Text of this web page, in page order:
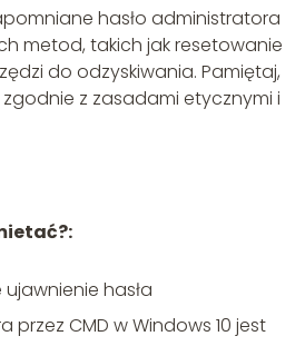
hasło administratora
metod, takich jak resetowanie
do odzyskiwania. Pamiętaj,
z zasadami etycznymi i
hasła
przez CMD w Windows 10 jest